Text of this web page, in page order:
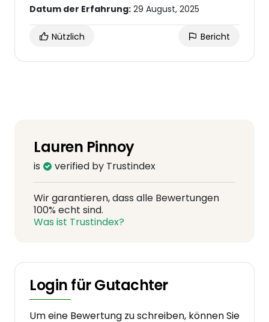
Datum der Erfahrung: 29 August, 2025
Nützlich Bericht
Lauren Pinnoy
is verified by Trustindex
Wir garantieren, dass alle Bewertungen
100% echt sind.
Was ist Trustindex?
Login für Gutachter
Um eine Bewertung zu schreiben, können Sie